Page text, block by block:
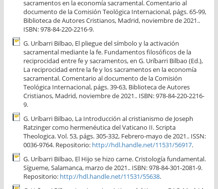
sacramentos en la economía sacramental. Comentario al
documento de la Comisión Teológica Internacional, págs. 65-99,
Biblioteca de Autores Cristianos, Madrid, noviembre de 2021..
ISBN: 978-84-220-2216-9.
G. Uríbarri Bilbao, El pliegue del símbolo y la activación
sacramental mediante la fe. Fundamentos filosóficos de la
reciprocidad entre fe y sacramentos, en G. Uríbarri Bilbao (Ed.),
La reciprocidad entre la fe y los sacramentos en la economía
sacramental. Comentario al documento de la Comisión
Teológica Internacional, págs. 39-63, Biblioteca de Autores
Cristianos, Madrid, noviembre de 2021.. ISBN: 978-84-220-2216-
9.
G. Uríbarri Bilbao, La Introducción al cristianismo de Joseph
Ratzinger como hermenéutica del Vaticano II. Scripta
Theologica. Vol. 53, págs. 305-332, Febrero-mayo de 2021.. ISSN:
0036-9764. Repositorio: http://hdl.handle.net/11531/56917.
G. Uríbarri Bilbao, El Hijo se hizo carne. Cristología fundamental.
Sígueme, Salamanca, marzo de 2021.. ISBN: 978-84-301-2081-9.
Repositorio: http://hdl.handle.net/11531/55638.